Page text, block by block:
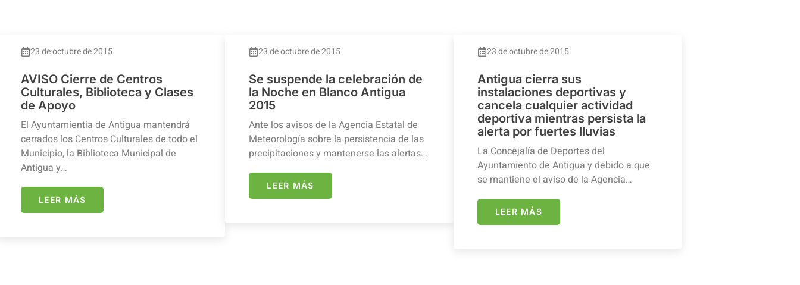
23 de octubre de 2015
AVISO Cierre de Centros
Culturales, Biblioteca y Clases
de Apoyo
El Ayuntamientia de Antigua mantendrá
cerrados los Centros Culturales de todo el
Municipio, la Biblioteca Municipal de
Antigua y…
LEER MÁS
23 de octubre de 2015
Se suspende la celebración de
la Noche en Blanco Antigua
2015
Ante los avisos de la Agencia Estatal de
Meteorología sobre la persistencia de las
precipitaciones y mantenerse las alertas…
LEER MÁS
23 de octubre de 2015
Antigua cierra sus
instalaciones deportivas y
cancela cualquier actividad
deportiva mientras persista la
alerta por fuertes lluvias
La Concejalía de Deportes del
Ayuntamiento de Antigua y debido a que
se mantiene el aviso de la Agencia…
LEER MÁS